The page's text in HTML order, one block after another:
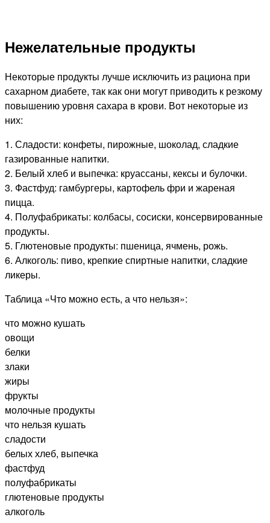
Нежелательные продукты
Некоторые продукты лучше исключить из рациона при
сахарном диабете, так как они могут приводить к резкому
повышению уровня сахара в крови. Вот некоторые из
них:
1. Сладости: конфеты, пирожные, шоколад, сладкие
газированные напитки.
2. Белый хлеб и выпечка: круассаны, кексы и булочки.
3. Фастфуд: гамбургеры, картофель фри и жареная
пицца.
4. Полуфабрикаты: колбасы, сосиски, консервированные
продукты.
5. Глютеновые продукты: пшеница, ячмень, рожь.
6. Алкоголь: пиво, крепкие спиртные напитки, сладкие
ликеры.
Таблица «Что можно есть, а что нельзя»:
что можно кушать
овощи
белки
злаки
жиры
фрукты
молочные продукты
что нельзя кушать
сладости
белых хлеб, выпечка
фастфуд
полуфабрикаты
глютеновые продукты
алкоголь